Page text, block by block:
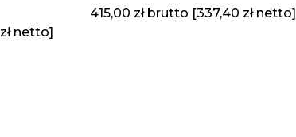
złnetto]
415,00 zł brutto [337,40 złnetto]